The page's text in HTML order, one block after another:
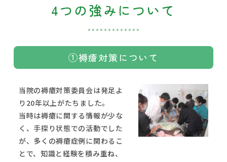
4つの強みについて
①褥瘡対策について
当院の褥瘡対策委員会は発足よ
り20年以上がたちました。
当時は褥瘡に関する情報が少な
く、手探り状態での活動でした
が、多くの褥瘡症例に関わるこ
とで、知識と経験を積み重ね、